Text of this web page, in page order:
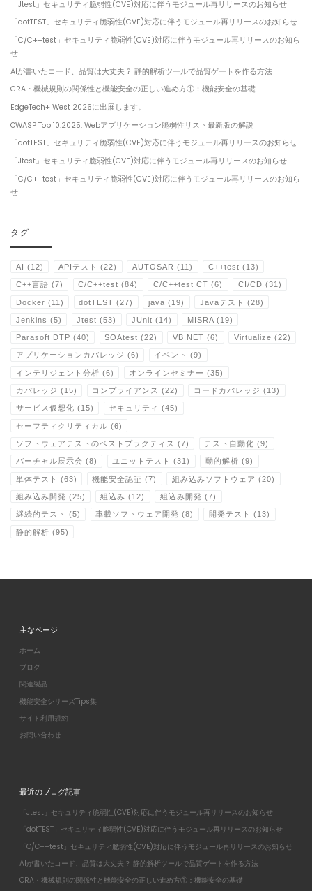
「Jtest」セキュリティ脆弱性(CVE)対応に伴うモジュール再リリースのお知らせ
「dotTEST」セキュリティ脆弱性(CVE)対応に伴うモジュール再リリースのお知らせ
「C/C++test」セキュリティ脆弱性(CVE)対応に伴うモジュール再リリースのお知ら
せ
AIが書いたコード、品質は大丈夫？ 静的解析ツールで品質ゲートを作る方法
CRA・機械規則の関係性と機能安全の正しい進め方①：機能安全の基礎
EdgeTech+ West 2026に出展します。
OWASP Top 10:2025: Webアプリケーション脆弱性リスト最新版の解説
「dotTEST」セキュリティ脆弱性(CVE)対応に伴うモジュール再リリースのお知らせ
「Jtest」セキュリティ脆弱性(CVE)対応に伴うモジュール再リリースのお知らせ
「C/C++test」セキュリティ脆弱性(CVE)対応に伴うモジュール再リリースのお知ら
せ
タグ
AI (12) APIテスト (22) AUTOSAR (11) C++test (13)
C++言語 (7) C/C++test (84) C/C++test CT (6) CI/CD (31)
Docker (11) dotTEST (27) java (19) Javaテスト (28)
Jenkins (5) Jtest (53) JUnit (14) MISRA(19)
Parasoft DTP (40) SOAtest (22) VB.NET (6) Virtualize (22)
アプリケーションカバレッジ (6) イベント (9)
インテリジェント分析 (6) オンラインセミナー (35)
カバレッジ (15) コンプライアンス (22) コードカバレッジ (13)
サービス仮想化 (15) セキュリティ (45)
セーフティクリティカル (6)
ソフトウェアテストのベストプラクティス (7) テスト自動化 (9)
バーチャル展示会 (8) ユニットテスト (31) 動的解析 (9)
単体テスト (63) 機能安全認証 (7) 組み込みソフトウェア (20)
組み込み開発 (25) 組込み (12) 組込み開発 (7)
継続的テスト (5) 車載ソフトウェア開発 (8) 開発テスト (13)
静的解析 (95)
主なページ
ホーム
ブログ
関連製品
機能安全シリーズTips集
サイト利用規約
お問い合わせ
最近のブログ記事
「Jtest」セキュリティ脆弱性(CVE)対応に伴うモジュール再リリースのお知らせ
「dotTEST」セキュリティ脆弱性(CVE)対応に伴うモジュール再リリースのお知らせ
「C/C++test」セキュリティ脆弱性(CVE)対応に伴うモジュール再リリースのお知らせ
AIが書いたコード、品質は大丈夫？ 静的解析ツールで品質ゲートを作る方法
CRA・機械規則の関係性と機能安全の正しい進め方①：機能安全の基礎